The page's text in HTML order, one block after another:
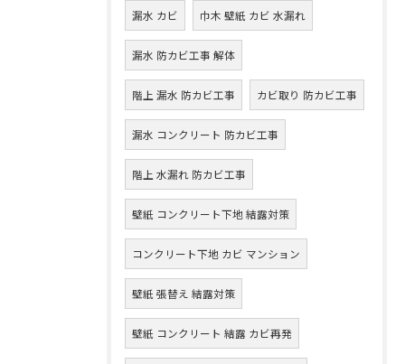
漏水 カビ 巾木 壁紙 カビ 水漏れ
漏水 防カビ工事 解体
階上 漏水 防カビ工事 カビ取り 防カビ工事
漏水 コンクリート 防カビ工事
階上 水漏れ 防カビ工事
壁紙 コンクリート下地 結露対策
コンクリート下地 カビ マンション
壁紙 張替え 結露対策
壁紙 コンクリート 結露 カビ再発